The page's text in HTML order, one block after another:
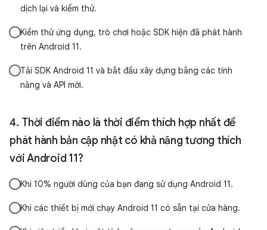
dịch lại và kiểm thử.
Kiểm thử ứng dụng, trò chơi hoặc SDK hiện đã phát hành
trên Android 11.
Tải SDK Android 11 và bắt đầu xây dựng bằng các tính
năng và API mới.
Thời điểm nào là thời điểm thích hợp nhất để
phát hành bản cập nhật có khả năng tương thích
với Android 11?
Khi 10% người dùng của bạn đang sử dụng Android 11.
Khi các thiết bị mới chạy Android 11 có sẵn tại cửa hàng.